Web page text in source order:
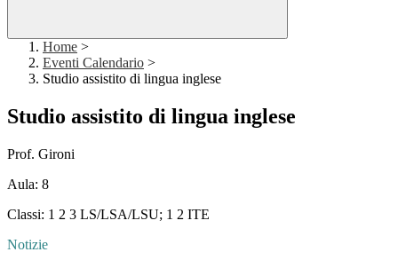
Home >
Eventi Calendario >
Studio assistito di lingua inglese
Studio assistito di lingua inglese
Prof. Gironi
Aula: 8
Classi: 1 2 3 LS/LSA/LSU; 1 2 ITE
Notizie